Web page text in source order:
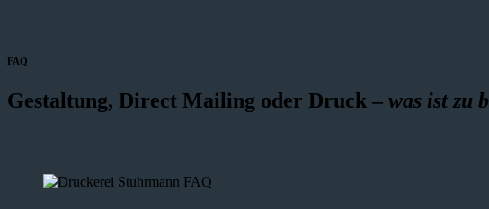
FAQ
Gestaltung, Direct Mailing oder Druck – was ist zu